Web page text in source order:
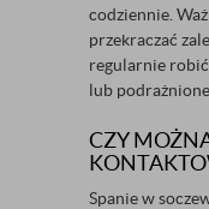
codziennie.
przekraczać
regularnie robić
lub podrażnione.
CZY
Spanie w